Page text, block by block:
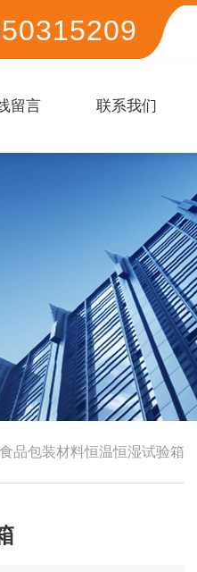
留言 联系我们
食品包装材料恒温恒湿试验箱